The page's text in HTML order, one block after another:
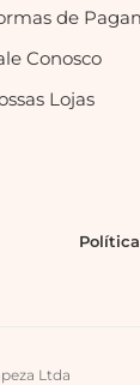
de
Conosco
Lojas
Ltda